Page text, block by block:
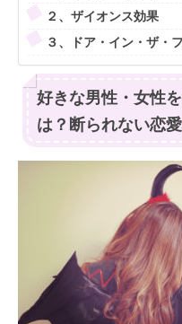
２、ザイオンス効果
３、ドア・イン・ザ・
好きな男性・女性
は？断られない恋